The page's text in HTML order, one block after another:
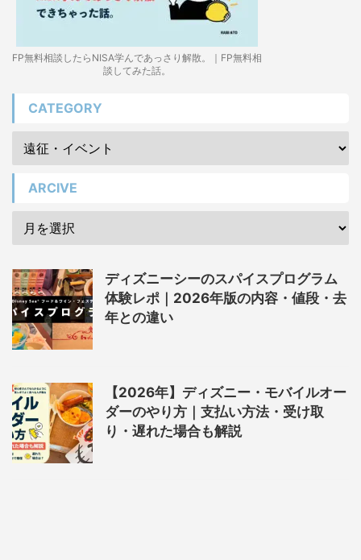
FP無料相談したらNISA学んであっさり解散。｜FP無料相
談してみた話。
CATEGORY
ARCIVE
ディズニーシーのスパイスプログラム
体験レポ｜2026年版の内容・値段・去
年との違い
【2026年】ディズニー・モバイルオー
ダーのやり方｜支払い方法・受け取
り・遅れた場合も解説